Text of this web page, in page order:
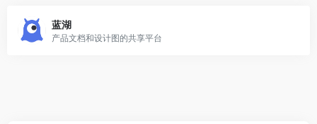
蓝湖
产品文档和设计图的共享平台